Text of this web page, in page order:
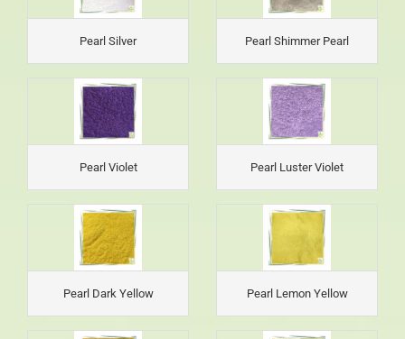
Pearl Silver Pearl Shimmer Pearl
Pearl Violet Pearl Luster Violet
Pearl Dark Yellow Pearl Lemon Yellow